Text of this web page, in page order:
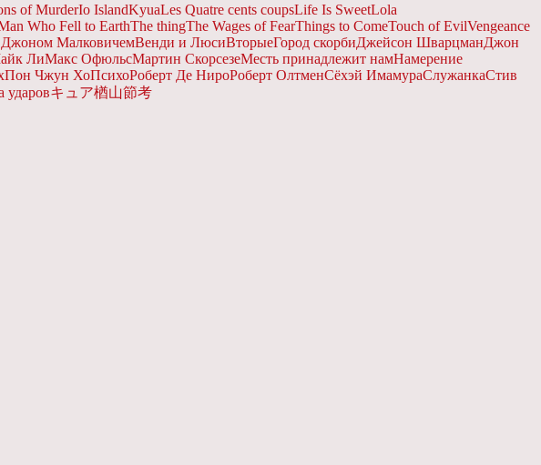
of MurderIo IslandKyuaLes Quatre cents coupsLife Is SweetLola
Who Fell to EarthThe thingThe Wages of FearThings to ComeTouch of EvilVengeance
МалковичемВенди и ЛюсиВторыеГород скорбиДжейсон ШварцманДжон
ЛиМакс ОфюльсМартин СкорсезеМесть принадлежит намНамерение
Пон Чжун ХоПсихоРоберт Де НироРоберт ОлтменСёхэй ИмамураСлужанкаСтив
ударовキュア楢山節考